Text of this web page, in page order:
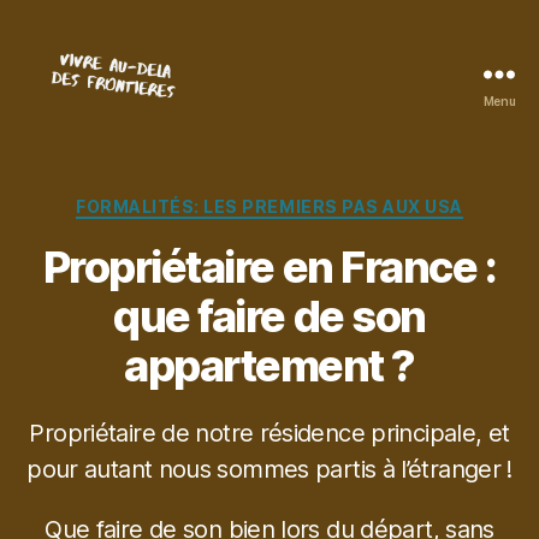
frontières
Menu
Catégories
FORMALITÉS: LES PREMIERS PAS AUX USA
Propriétaire en France :
que faire de son
appartement ?
Propriétaire de notre résidence principale, et
pour autant nous sommes partis à l’étranger !
Que faire de son bien lors du départ, sans